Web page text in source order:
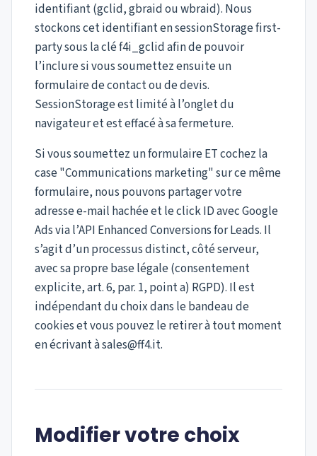
identifiant (gclid, gbraid ou wbraid). Nous
stockons cet identifiant en sessionStorage first-
party sous la clé f4i_gclid afin de pouvoir
l’inclure si vous soumettez ensuite un
formulaire de contact ou de devis.
SessionStorage est limité à l’onglet du
navigateur et est effacé à sa fermeture.
Si vous soumettez un formulaire ET cochez la
case "Communications marketing" sur ce même
formulaire, nous pouvons partager votre
adresse e-mail hachée et le click ID avec Google
Ads via l’API Enhanced Conversions for Leads. Il
s’agit d’un processus distinct, côté serveur,
avec sa propre base légale (consentement
explicite, art. 6, par. 1, point a) RGPD). Il est
indépendant du choix dans le bandeau de
cookies et vous pouvez le retirer à tout moment
en écrivant à sales@ff4.it.
Modifier votre choix